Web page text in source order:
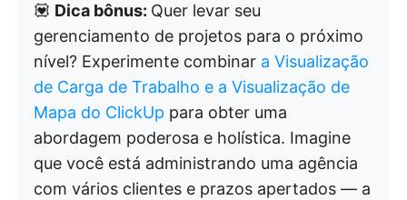
💟 Dica bônus: Quer levar seu
gerenciamento de projetos para o próximo
nível? Experimente combinar a Visualização
de Carga de Trabalho e a Visualização de
Mapa do ClickUp para obter uma
abordagem poderosa e holística. Imagine
que você está administrando uma agência
com vários clientes e prazos apertados — a